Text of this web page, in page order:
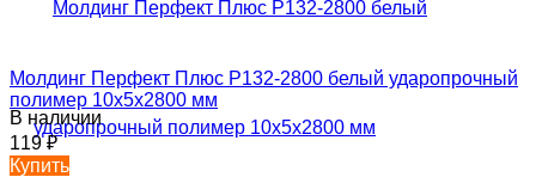
Молдинг Перфект Плюс P132-2800 белый ударопрочный
полимер 10х5х2800 мм
В наличии
119₽
Купить